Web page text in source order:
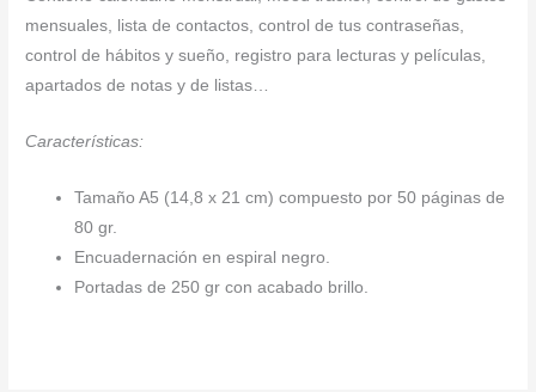
mensuales, lista de contactos, control de tus contraseñas,
control de hábitos y sueño, registro para lecturas y películas,
apartados de notas y de listas…
Características:
Tamaño A5 (14,8 x 21 cm) compuesto por 50 páginas de
80 gr.
Encuadernación en espiral negro.
Portadas de 250 gr con acabado brillo.